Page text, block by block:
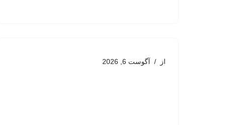
از آگوست 6, 2026